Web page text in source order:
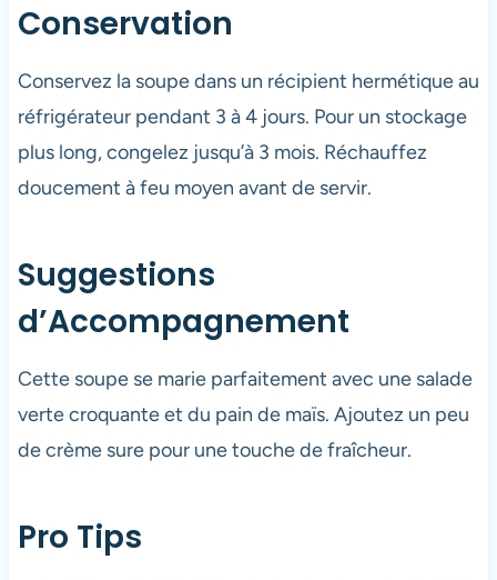
Conservation
Conservez la soupe dans un récipient hermétique au
réfrigérateur pendant 3 à 4 jours. Pour un stockage
plus long, congelez jusqu’à 3 mois. Réchauffez
doucement à feu moyen avant de servir.
Suggestions
d’Accompagnement
Cette soupe se marie parfaitement avec une salade
verte croquante et du pain de maïs. Ajoutez un peu
de crème sure pour une touche de fraîcheur.
Pro Tips